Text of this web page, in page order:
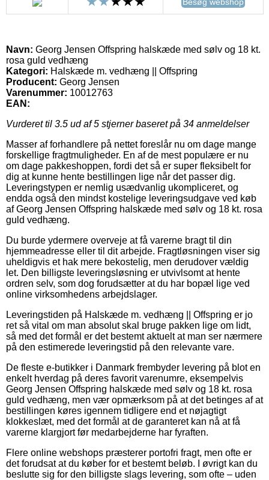
Navn: Georg Jensen Offspring halskæde med sølv og 18 kt.
rosa guld vedhæng
Kategori: Halskæde m. vedhæng || Offspring
Producent: Georg Jensen
Varenummer: 10012763
EAN:
Vurderet til 3.5 ud af 5 stjerner baseret på 34 anmeldelser
Masser af forhandlere på nettet foreslår nu om dage mange
forskellige fragtmuligheder. En af de mest populære er nu
om dage pakkeshoppen, fordi det så er super fleksibelt for
dig at kunne hente bestillingen lige når det passer dig.
Leveringstypen er nemlig usædvanlig ukompliceret, og
endda også den mindst kostelige leveringsudgave ved køb
af Georg Jensen Offspring halskæde med sølv og 18 kt. rosa
guld vedhæng.
Du burde ydermere overveje at få varerne bragt til din
hjemmeadresse eller til dit arbejde. Fragtløsningen viser sig
uheldigvis et hak mere bekostelig, men derudover vældig
let. Den billigste leveringsløsning er utvivlsomt at hente
ordren selv, som dog forudsætter at du har bopæl lige ved
online virksomhedens arbejdslager.
Leveringstiden på Halskæde m. vedhæng || Offspring er jo
ret så vital om man absolut skal bruge pakken lige om lidt,
så med det formål er det bestemt aktuelt at man ser nærmere
på den estimerede leveringstid på den relevante vare.
De fleste e-butikker i Danmark frembyder levering på blot en
enkelt hverdag på deres favorit varenumre, eksempelvis
Georg Jensen Offspring halskæde med sølv og 18 kt. rosa
guld vedhæng, men vær opmærksom på at det betinges af at
bestillingen køres igennem tidligere end et nøjagtigt
klokkeslæt, med det formål at de garanteret kan nå at få
varerne klargjort før medarbejderne har fyraften.
Flere online webshops præsterer portofri fragt, men ofte er
det forudsat at du køber for et bestemt beløb. I øvrigt kan du
beslutte sig for den billigste slags levering, som ofte – uden